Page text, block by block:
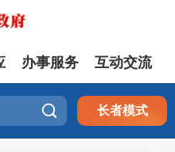
办事服务 互动交流
 长者模式